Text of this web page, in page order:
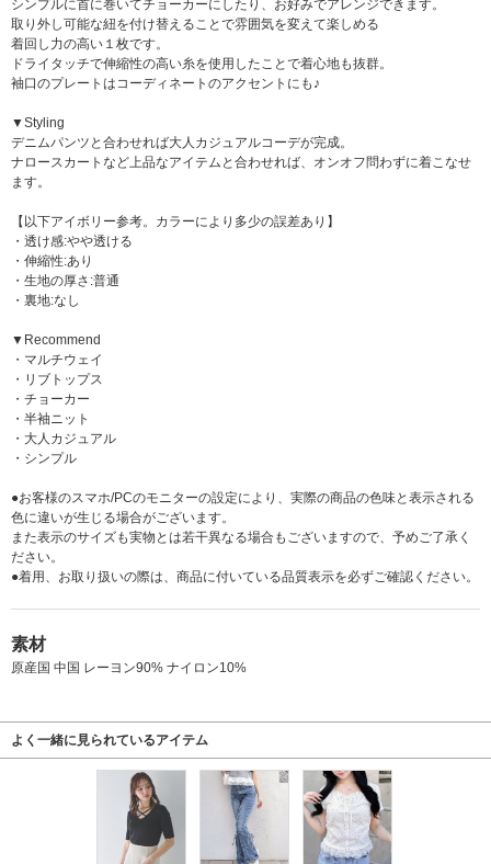
シンプルに首に巻いてチョーカーにしたり、お好みでアレンジできます。
取り外し可能な紐を付け替えることで雰囲気を変えて楽しめる
着回し力の高い１枚です。
ドライタッチで伸縮性の高い糸を使用したことで着心地も抜群。
袖口のプレートはコーディネートのアクセントにも♪
▼Styling
デニムパンツと合わせれば大人カジュアルコーデが完成。
ナロースカートなど上品なアイテムと合わせれば、オンオフ問わずに着こなせ
ます。
【以下アイボリー参考。カラーにより多少の誤差あり】
・透け感:やや透ける
・伸縮性:あり
・生地の厚さ:普通
・裏地:なし
▼Recommend
・マルチウェイ
・リブトップス
・チョーカー
・半袖ニット
・大人カジュアル
・シンプル
●お客様のスマホ/PCのモニターの設定により、実際の商品の色味と表示される
色に違いが生じる場合がございます。
また表示のサイズも実物とは若干異なる場合もございますので、予めご了承く
ださい。
●着用、お取り扱いの際は、商品に付いている品質表示を必ずご確認ください。
素材
原産国 中国 レーヨン90% ナイロン10%
よく一緒に見られているアイテム